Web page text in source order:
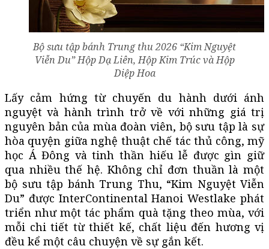
Bộ sưu tập bánh Trung thu 2026 “Kim Nguyệt
Viễn Du” Hộp Dạ Liên, Hộp Kim Trúc và Hộp
Diệp Hoa
Lấy cảm hứng từ chuyến du hành dưới ánh
nguyệt và hành trình trở về với những giá trị
nguyên bản của mùa đoàn viên, bộ sưu tập là sự
hòa quyện giữa nghệ thuật chế tác thủ công, mỹ
học Á Đông và tinh thần hiếu lễ được gìn giữ
qua nhiều thế hệ. Không chỉ đơn thuần là một
bộ sưu tập bánh Trung Thu, “Kim Nguyệt Viễn
Du” được InterContinental Hanoi Westlake phát
triển như một tác phẩm quà tặng theo mùa, với
mỗi chi tiết từ thiết kế, chất liệu đến hương vị
đều kể một câu chuyện về sự gắn kết.